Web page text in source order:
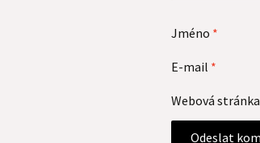
Jméno *
E-mail *
Webová stránka